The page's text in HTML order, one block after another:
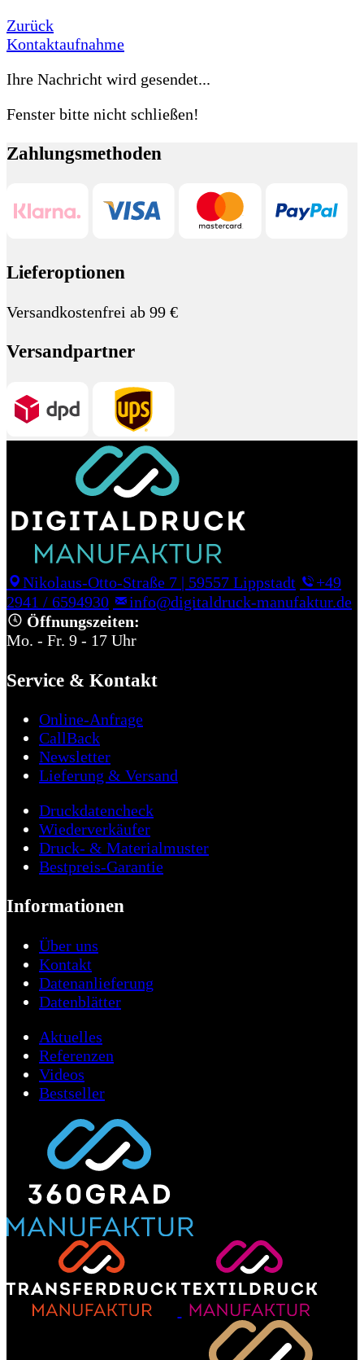
Zurück
Kontaktaufnahme
Ihre Nachricht wird gesendet...
Fenster bitte nicht schließen!
Zahlungsmethoden
Lieferoptionen
Versandkostenfrei ab 99 €
Versandpartner
Nikolaus-Otto-Straße 7 | 59557 Lippstadt
+49
2941 / 6594930
info@digitaldruck-manufaktur.de
Öffnungszeiten:
Mo. - Fr. 9 - 17 Uhr
Service & Kontakt
Online-Anfrage
CallBack
Newsletter
Lieferung & Versand
Druckdatencheck
Wiederverkäufer
Druck- & Materialmuster
Bestpreis-Garantie
Informationen
Über uns
Kontakt
Datenanlieferung
Datenblätter
Aktuelles
Referenzen
Videos
Bestseller